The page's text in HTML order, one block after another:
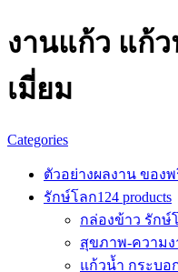
งานแก้ว แก้
เมี่ยม
Categories
ตัวอย่างผลงาน ของ
รักษ์โลก124 products
กล่องข้าว รักษ์
สุขภาพ-ความ
แก้วน้ำ กระบอ